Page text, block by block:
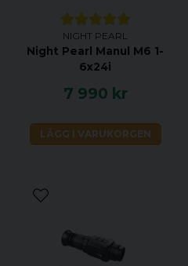
NIGHT PEARL
Night Pearl Manul M6 1-
6x24i
7 990 kr
LÄGG I VARUKORGEN